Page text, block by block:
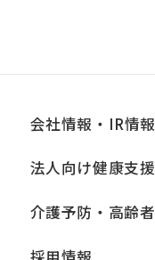
会社情報・IR情報
法人向け健康支
介護予防・高齢